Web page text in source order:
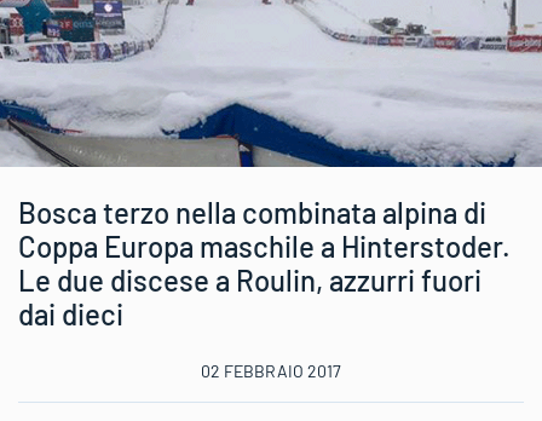
Bosca terzo nella combinata alpina di
Coppa Europa maschile a Hinterstoder.
Le due discese a Roulin, azzurri fuori
dai dieci
02 FEBBRAIO 2017